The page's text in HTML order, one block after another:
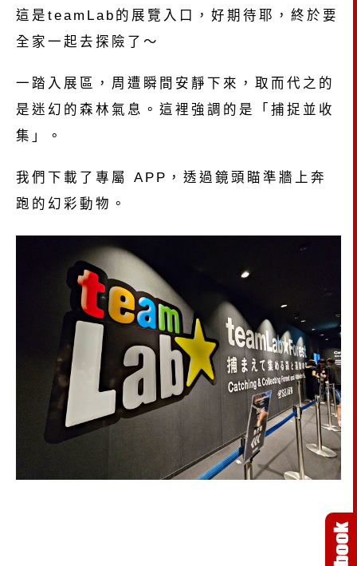
這是teamLab的展覽入口，好期待耶，終於要
全家一起去探險了～
一踏入展區，周遭瞬間安靜下來，取而代之的
是迷幻的森林氣息。這裡強調的是「捕捉並收
集」。
我們下載了專屬 APP，透過鏡頭瞄準牆上奔
跑的幻彩動物。